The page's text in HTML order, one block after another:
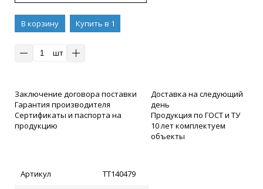
В корзину
Купить в 1
шт
Заключение договора поставки
Гарантия производителя
Сертификаты и паспорта на
продукцию
Доставка на следующий
день
Продукция по ГОСТ и ТУ
10 лет комплектуем
объекты
Артикул ТТ140479